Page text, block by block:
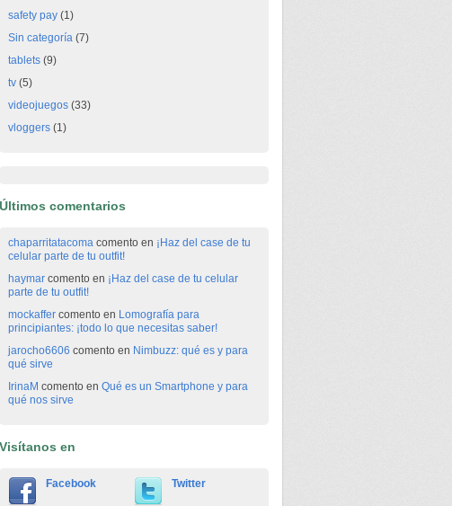
safety pay(1)
Sin categoría(7)
tablets(9)
tv(5)
videojuegos(33)
vloggers(1)
Últimos comentarios
chaparritatacomacomento en ¡Haz del case de tu
celular parte de tu outfit!
haymarcomento en ¡Haz del case de tu celular
parte de tu outfit!
mockaffercomento en Lomografía para
principiantes: ¡todo lo que necesitas saber!
jarocho6606 comento en Nimbuzz: qué es y para
qué sirve
IrinaM comento en Qué es un Smartphone y para
qué nos sirve
Visítanos en
Facebook Twitter